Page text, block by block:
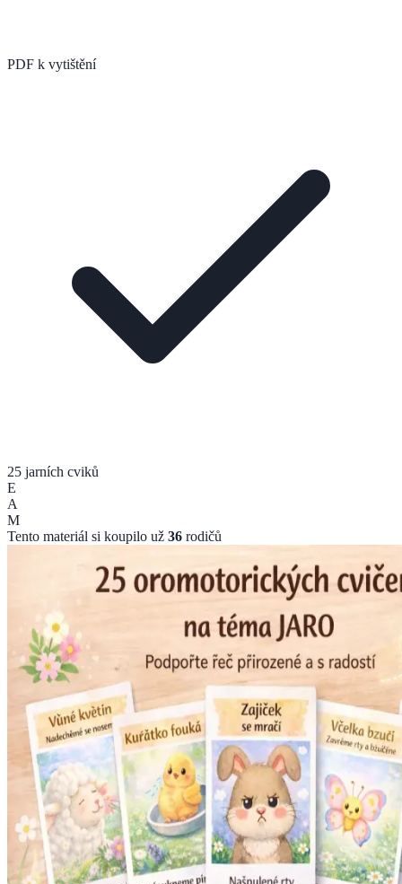
PDF k vytištění
25 jarních cviků
E
A
M
Tento materiál si koupilo už 36 rodičů